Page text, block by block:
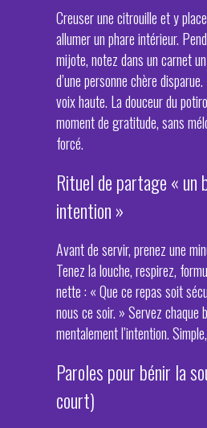
Creuser une citrouille et y
allumer un phare intérieur.
mijote, notez dans un carnet
d’une personne chère
voix haute. La douceur du
moment de gratitude, sans
forcé.
Rituel de partage « un
intention »
Avant de servir, prenez une
Tenez la louche, respirez,
nette : « Que ce repas soit
nous ce soir. » Servez chaque
mentalement l’intention.
Paroles pour bénir la
court)